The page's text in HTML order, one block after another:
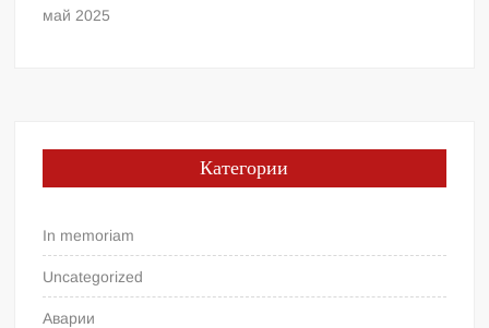
май 2025
Категории
In memoriam
Uncategorized
Аварии